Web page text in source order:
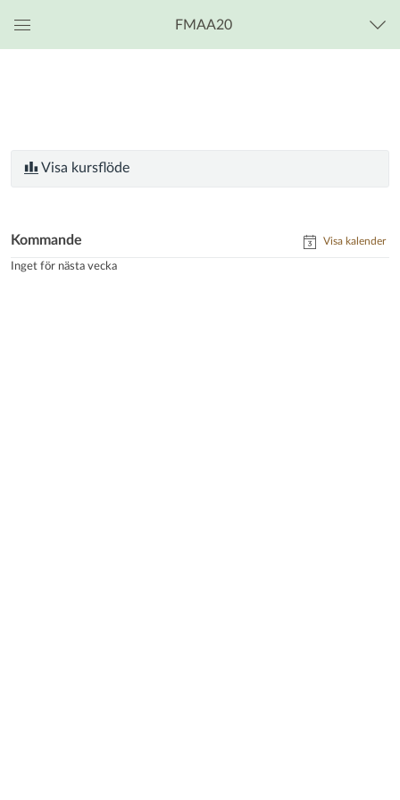
FMAA20
Visa kursflöde
Kommande Visa kalender
Inget för nästa vecka